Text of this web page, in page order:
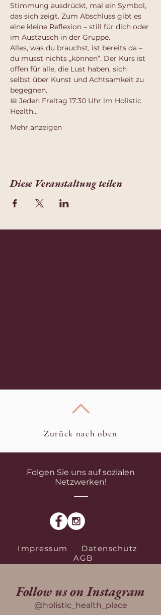
Stimmung ausdrückt, mal ein Symbol,
das sich zeigt. Zum Abschluss gibt es
eine kleine Reflexion – still für dich oder
im Austausch in der Gruppe.
Alles, was du brauchst, ist bereits da –
du musst nichts „können“. Der Kurs ist
offen für alle, die Lust haben, sich
selbst über Kunst und Achtsamkeit zu
begegnen.
📅 Jeden Freitag 17:30 Uhr im Holistic
Health…
Mehr anzeigen
Diese Veranstaltung teilen
Zurück nach oben
Folgen Sie uns auf sozialen
Netzwerken!
Impressum
Datenschutz
AGB
Follow us on Instagram
@holistic_health_place